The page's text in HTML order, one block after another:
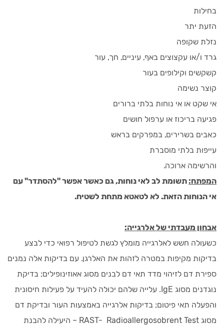
בחילות
הזעת יתר
נזלת שקופה
גרד ו/או עקצוצים באף, עיניים, חך, עור
קשקשים וקילופים בעור
קוצר נשימה
אי שקט או אי נוחות בלתי ברורים
פגיעה בריכוז או ערפול חושים
כאבים בשרירים, במפרקים בראש
עייפות בלתי מוסברת
והרשימה ארוכה.
המפתח: תשומת לב לאי נוחות, גם כאשר אפשר "להסתדר" עם
אי הנוחות הזאת. לא לטאטא מתחת לשטיח.
אבחון מעבדתי של אלרגייה:
כשעולה חשש לאלרגייה מומלץ לגשת לטיפול רפואי כדי לבצע
בדיקות מקיפות במטרה לזהות את האלרגן. עם בדיקות אלה נמנים
ספירת דם לזיהוי מדד תאי דם לבנים מסוג אאוזינופילים; בדיקת
נוגדנים מסוג IgE. עלייה שלהם יכולה להעיד על פעילות חיסונית
והפעלה תאי פיטום; בדיקות אלרגייה באמצעות העור ובדיקת דם
מסוג RAST- Radioallergosobrent Test – היעילה להבנת